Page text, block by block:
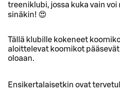
treeniklubi, jossa kuka vain voi
sinäkin! 😍
Tällä klubille kokeneet
aloittelevat koomikot
oloaan.
Ensikertalaisetkin ovat